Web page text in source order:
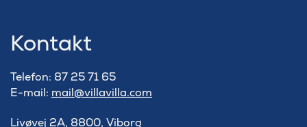
Kontakt
Telefon: 87 25 71 65
E-mail: mail@villavilla.com
Livøvej 2A, 8800, Viborg